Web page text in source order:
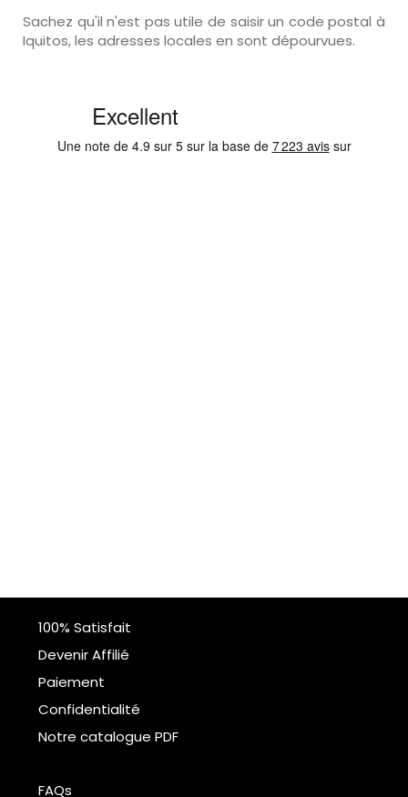
Sachez qu'il n'est pas utile de saisir un code postal à
Iquitos, les adresses locales en sont dépourvues.
100% Satisfait
Devenir Affilié
Paiement
Confidentialité
Notre catalogue PDF
FAQs